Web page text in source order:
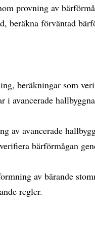
provning av
beräkna förväntad
beräkningar som
i avancerade
av avancerade
bärförmågan
av bärande
regler.